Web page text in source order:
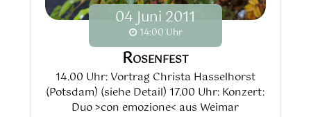
04 Juni 2011
14:00 Uhr
Rosenfest
14.00 Uhr: Vortrag Christa Hasselhorst
(Potsdam) (siehe Detail) 17.00 Uhr: Konzert:
Duo >con emozione< aus Weimar